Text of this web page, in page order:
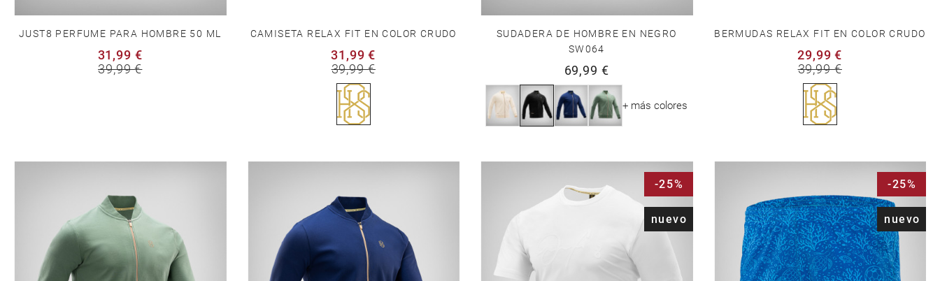
JUST8 PERFUME PARA HOMBRE 50 ML
31,99 €
39,99 €
CAMISETA RELAX FIT EN COLOR CRUDO
31,99 €
39,99 €
SUDADERA DE HOMBRE EN NEGRO
SW064
69,99 €
+ más colores
BERMUDAS RELAX FIT EN COLOR CRUDO
29,99 €
39,99 €
-25%
nuevo
-25%
nuevo